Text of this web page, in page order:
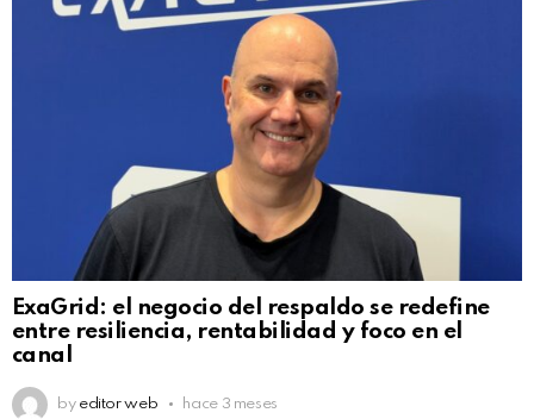
ExaGrid: el negocio del respaldo se redefine
entre resiliencia, rentabilidad y foco en el
canal
by editor web hace 3 meses